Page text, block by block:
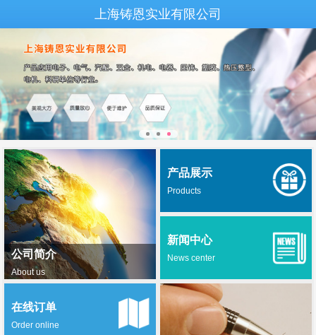
上海铸恩实业有限公司
公司简介
About us
产品展示
Products
新闻中心
News center
在线订单
Order online